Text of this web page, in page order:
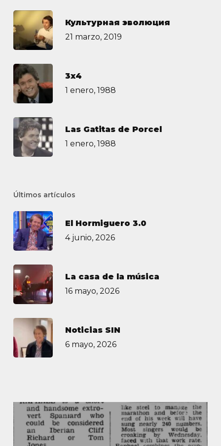
Культурная эволюция
21 marzo, 2019
3х4
1 enero, 1988
Las Gatitas de Porcel
1 enero, 1988
Últimos artículos
El Hormiguero 3.0
4 junio, 2026
La casa de la música
16 mayo, 2026
Noticias SIN
6 mayo, 2026